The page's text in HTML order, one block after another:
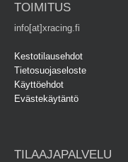
TOIMITUS
info[at]xracing.fi
Kestotilausehdot
Tietosuojaseloste
Käyttöehdot
Evästekäytäntö
TILAAJAPALVELU